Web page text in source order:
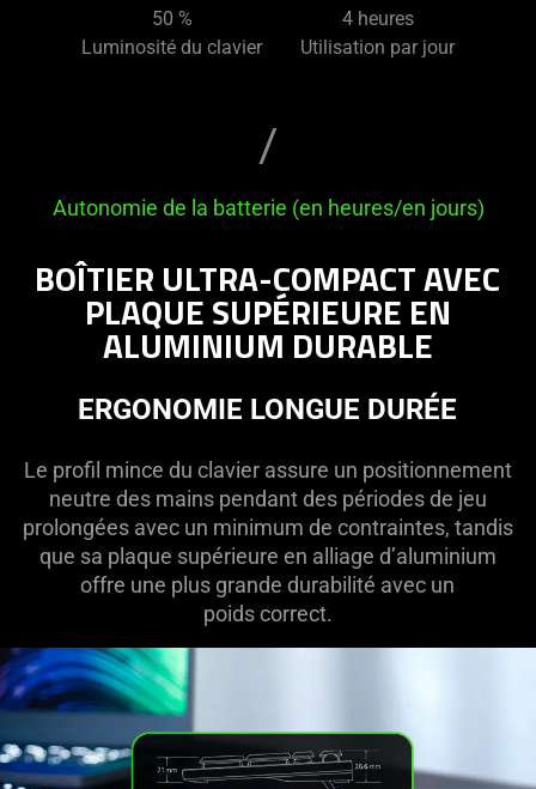
(Hour
50 %
Luminosité du clavier
4heures
Utilisation par jour
/
Autonomie de la batterie (en heures/en jours)
BOÎTIER ULTRA-COMPACT AVEC
PLAQUE SUPÉRIEURE EN
ALUMINIUM DURABLE
ERGONOMIE LONGUE DURÉE
Le profil mince du clavier assure un positionnement
neutre des mains pendant des périodes de jeu
prolongées avec un minimum de contraintes, tandis
que sa plaque supérieure en alliage d’aluminium
offre une plus grande durabilité avec un
poids correct.